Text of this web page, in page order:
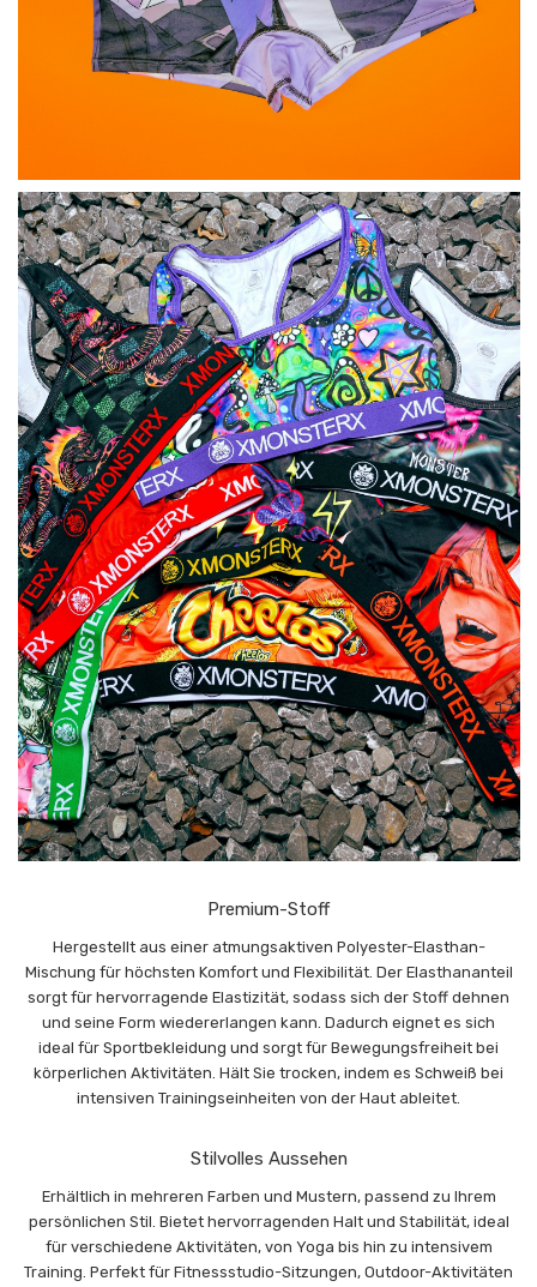
Premium-Stoff
Hergestellt aus einer atmungsaktiven Polyester-Elasthan-
Mischung für höchsten Komfort und Flexibilität. Der Elasthananteil
sorgt für hervorragende Elastizität, sodass sich der Stoff dehnen
und seine Form wiedererlangen kann. Dadurch eignet es sich
ideal für Sportbekleidung und sorgt für Bewegungsfreiheit bei
körperlichen Aktivitäten. Hält Sie trocken, indem es Schweiß bei
intensiven Trainingseinheiten von der Haut ableitet.
Stilvolles Aussehen
Erhältlich in mehreren Farben und Mustern, passend zu Ihrem
persönlichen Stil. Bietet hervorragenden Halt und Stabilität, ideal
für verschiedene Aktivitäten, von Yoga bis hin zu intensivem
Training. Perfekt für Fitnessstudio-Sitzungen, Outdoor-Aktivitäten